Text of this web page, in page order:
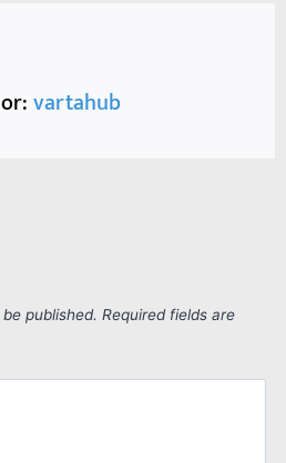
vartahub
published. Required fields are